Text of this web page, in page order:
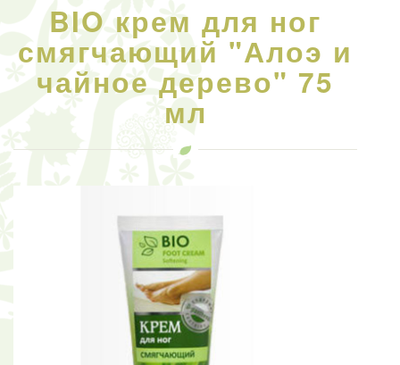
BIO крем для ног
смягчающий "Алоэ и
чайное дерево" 75
мл